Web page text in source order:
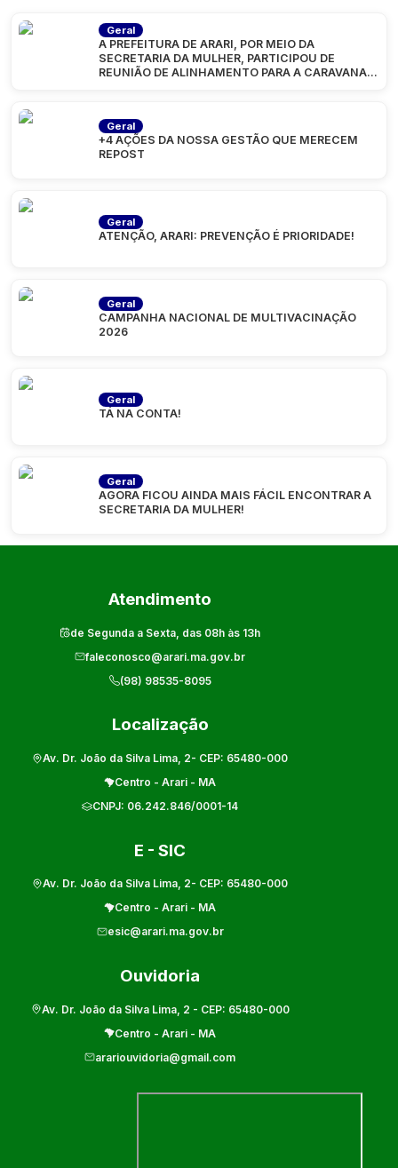
Geral
A PREFEITURA DE ARARI, POR MEIO DA
SECRETARIA DA MULHER, PARTICIPOU DE
REUNIÃO DE ALINHAMENTO PARA A CARAVANA
Geral
+4 AÇÕES DA NOSSA GESTÃO QUE MERECEM
REPOST
Geral
ATENÇÃO, ARARI: PREVENÇÃO É PRIORIDADE!
Geral
CAMPANHA NACIONAL DE MULTIVACINAÇÃO
2026
Geral
TÁ NA CONTA!
Geral
AGORA FICOU AINDA MAIS FÁCIL ENCONTRAR A
SECRETARIA DA MULHER!
Atendimento
de Segunda a Sexta, das 08h às 13h
faleconosco@arari.ma.gov.br
(98) 98535-8095
Localização
Av. Dr. João da Silva Lima, 2- CEP: 65480-000
Centro - Arari - MA
CNPJ: 06.242.846/0001-14
E - SIC
Av. Dr. João da Silva Lima, 2- CEP: 65480-000
Centro - Arari - MA
esic@arari.ma.gov.br
Ouvidoria
Av. Dr. João da Silva Lima, 2 - CEP: 65480-000
Centro - Arari - MA
arariouvidoria@gmail.com